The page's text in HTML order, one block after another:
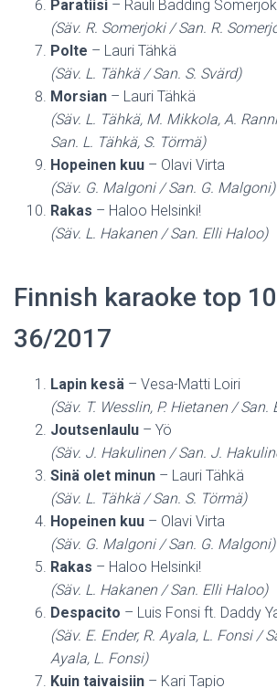
Paratiisi – Rauli Badding
(Säv. R. Somerjoki / San. R.
Polte – Lauri Tähkä
(Säv. L. Tähkä / San. S. Svärd)
Morsian – Lauri Tähkä
(Säv. L. Tähkä, M. Mikkola, A.
San. L. Tähkä, S. Törmä)
Hopeinen kuu – Olavi Virta
(Säv. G. Malgoni / San. G. Malgoni)
Rakas – Haloo Helsinki!
(Säv. L. Hakanen / San. Elli Haloo)
Finnish karaoke top
36/2017
Lapin kesä – Vesa-Matti Loiri
(Säv. T. Wesslin, P. Hietanen / San.
Joutsenlaulu – Yö
(Säv. J. Hakulinen / San. J.
Sinä olet minun – Lauri Tähkä
(Säv. L. Tähkä / San. S. Törmä)
Hopeinen kuu – Olavi Virta
(Säv. G. Malgoni / San. G. Malgoni)
Rakas – Haloo Helsinki!
(Säv. L. Hakanen / San. Elli Haloo)
Despacito – Luis Fonsi ft. Daddy
(Säv. E. Ender, R. Ayala, L. Fonsi /
Ayala, L. Fonsi)
Kuin taivaisiin – Kari Tapio